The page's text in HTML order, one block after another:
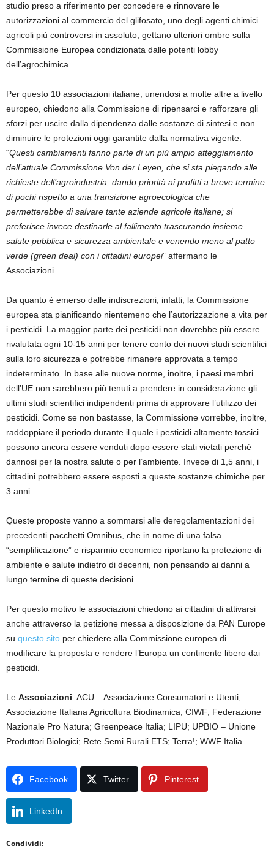
studio preso a riferimento per concedere e rinnovare le
autorizzazioni al commercio del glifosato, uno degli agenti chimici
agricoli più controversi in assoluto, gettano ulteriori ombre sulla
Commissione Europea condizionata dalle potenti lobby
dell’agrochimica.
Per questo 10 associazioni italiane, unendosi a molte altre a livello
europeo, chiedono alla Commissione di ripensarci e rafforzare gli
sforzi per uscire dalla dipendenza dalle sostanze di sintesi e non
diminuire le protezioni oggi garantite dalla normativa vigente.
“Questi cambiamenti fanno parte di un più ampio atteggiamento
dell’attuale Commissione Von der Leyen, che si sta piegando alle
richieste dell’agroindustria, dando priorità ai profitti a breve termine
di pochi rispetto a una transizione agroecologica che
permetterebbe di salvare tante aziende agricole italiane; si
preferisce invece destinarle al fallimento trascurando insieme
salute pubblica e sicurezza ambientale e venendo meno al patto
verde (green deal) con i cittadini europei” affermano le
Associazioni.
Da quanto è emerso dalle indiscrezioni, infatti, la Commissione
europea sta pianificando nientemeno che l’autorizzazione a vita per
i pesticidi. La maggior parte dei pesticidi non dovrebbe più essere
rivalutata ogni 10-15 anni per tenere conto dei nuovi studi scientifici
sulla loro sicurezza e potrebbe rimanere approvata a tempo
indeterminato. In base alle nuove norme, inoltre, i paesi membri
dell’UE non sarebbero più tenuti a prendere in considerazione gli
ultimi studi scientifici indipendenti prima di approvare l’utilizzo dei
pesticidi. Come se non bastasse, la Commissione vorrebbe, inoltre,
raddoppiare il periodo durante il quale i pesticidi altamente tossici
possono ancora essere venduti dopo essere stati vietati perché
dannosi per la nostra salute o per l’ambiente. Invece di 1,5 anni, i
cittadini potrebbero essere esposti a queste sostanze chimiche per
3 anni.
Queste proposte vanno a sommarsi alle deregolamentazioni dei
precedenti pacchetti Omnibus, che in nome di una falsa
“semplificazione” e risparmio economico riportano la protezione di
ambiente e salute indietro di decenni, non pensando ai danni a
lungo termine di queste decisioni.
Per questo motivo le associazioni chiedono ai cittadini di attivarsi
anche attraverso la petizione messa a disposizione da PAN Europe
su questo sito per chiedere alla Commissione europea di
modificare la proposta e rendere l’Europa un continente libero dai
pesticidi.
Le Associazioni: ACU – Associazione Consumatori e Utenti;
Associazione Italiana Agricoltura Biodinamica; CIWF; Federazione
Nazionale Pro Natura; Greenpeace Italia; LIPU; UPBIO – Unione
Produttori Biologici; Rete Semi Rurali ETS; Terra!; WWF Italia
Facebook Twitter Pinterest
LinkedIn
Condividi: